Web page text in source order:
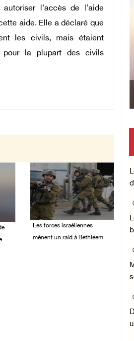
l'accès de l'aide
aide. Elle a déclaré que
les civils, mais étaient
pour la plupart des civils
Les forces israéliennes
mènent un raid à Bethléem